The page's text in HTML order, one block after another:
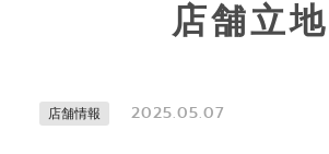
店舗立
店舗情報 2025.05.07